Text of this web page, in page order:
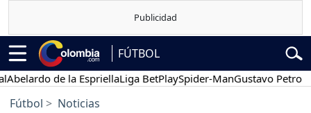
FÚTBOL
de la EspriellaLiga BetPlaySpider-ManGustavo Petro
Fútbol Noticias